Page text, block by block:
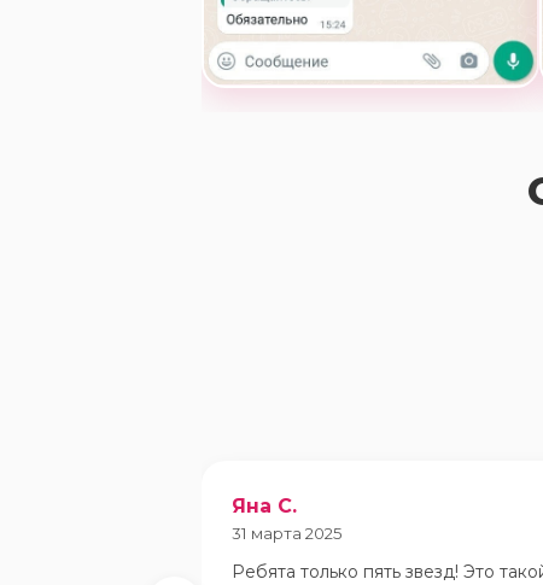
Яна С.
31 марта 2025
Ребята только пять звезд! Это